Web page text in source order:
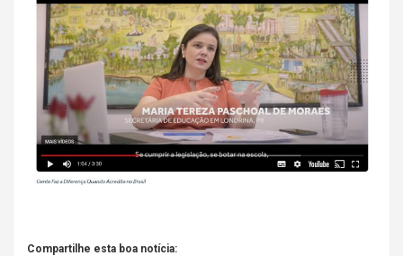
Compartilhe esta boa notícia: